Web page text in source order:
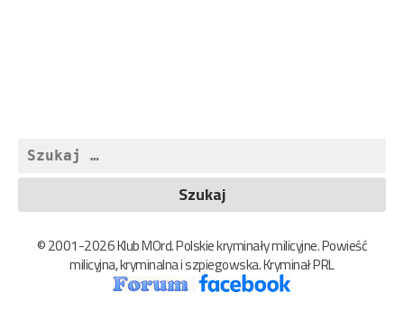
Szukaj:
© 2001-2026 Klub MOrd. Polskie kryminały milicyjne. Powieść
milicyjna, kryminalna i szpiegowska. Kryminał PRL